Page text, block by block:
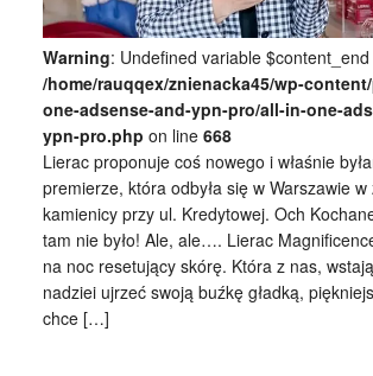
Warning: Undefined variable $content_end
/home/rauqqex/znienacka45/wp-
one-adsense-and-ypn-pro/all-in-one-
ypn-pro.php on line 668
Lierac proponuje coś nowego i właśnie
premierze, która odbyła się w Warszawie w
kamienicy przy ul. Kredytowej. Och
tam nie było! Ale, ale…. Lierac
na noc resetujący skórę. Która z nas,
nadziei ujrzeć swoją buźkę gładką,
chce […]